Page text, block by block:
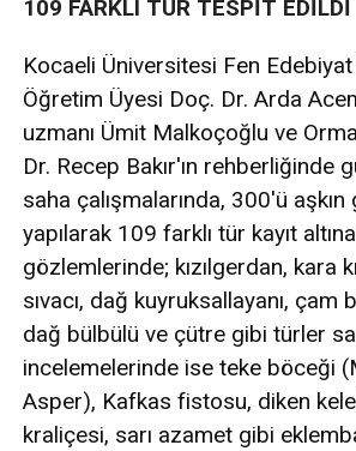
109 FARKLI TÜR TESPİT EDİLDİ
Kocaeli Üniversitesi Fen
Öğretim Üyesi Doç. Dr. Arda
uzmanı Ümit Malkoçoğlu ve
Dr. Recep Bakır'ın rehberliğinde
saha çalışmalarında, 300'ü
yapılarak 109 farklı tür kayıt
gözlemlerinde; kızılgerdan, kara
sıvacı, dağ kuyruksallayanı, çam
dağ bülbülü ve çütre gibi türler
incelemelerinde ise teke böceği
Asper), Kafkas fistosu, diken
kraliçesi, sarı azamet gibi